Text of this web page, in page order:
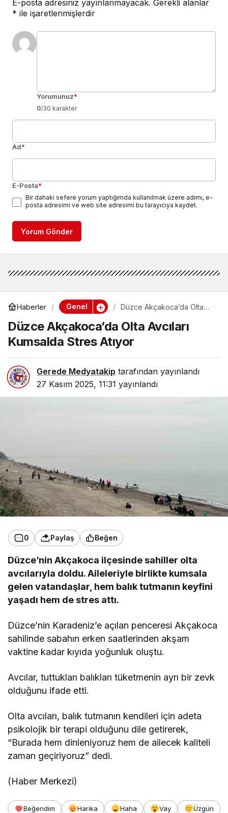
E-posta adresiniz yayınlanmayacak. Gerekli alanlar
* ile işaretlenmişlerdir
Yorumunuz*
0/30 karakter
Ad*
E-Posta*
Bir dahaki sefere yorum yaptığımda kullanılmak üzere adımı, e-
posta adresimi ve web site adresimi bu tarayıcıya kaydet.
Yorum Gönder
Haberler Genel
Düzce Akçakoca’da Olta
Atıyor
Düzce Akçakoca’da Olta Avcıları
Kumsalda Stres Atıyor
Gerede Medyatakip tarafından yayınlandı
27 Kasım 2025, 11:31 yayınlandı
0 Paylaş Beğen
Düzce’nin Akçakoca ilçesinde sahiller olta
avcılarıyla doldu. Aileleriyle birlikte kumsala
gelen vatandaşlar, hem balık tutmanın keyfini
yaşadı hem de stres attı.
Düzce’nin Karadeniz’e açılan penceresi Akçakoca
sahilinde sabahın erken saatlerinden akşam
vaktine kadar kıyıda yoğunluk oluştu.
Avcılar, tuttukları balıkları tüketmenin ayrı bir zevk
olduğunu ifade etti.
Olta avcıları, balık tutmanın kendileri için adeta
psikolojik bir terapi olduğunu dile getirerek,
“Burada hem dinleniyoruz hem de ailecek kaliteli
zaman geçiriyoruz” dedi.
(Haber Merkezi)
Beğendim Harika Haha Vay
Üzgün